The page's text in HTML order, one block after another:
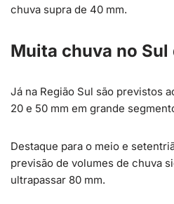
chuva supra de 40 mm.
Muita chuva no Sul
Já na Região Sul são previstos
20 e 50 mm em grande
Destaque para o meio e
previsão de volumes de chuva
ultrapassar 80 mm.